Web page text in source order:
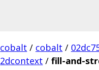
cobalt / cobalt /
2dcontext / fill-and-